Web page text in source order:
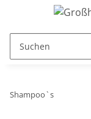
Shampoo`s